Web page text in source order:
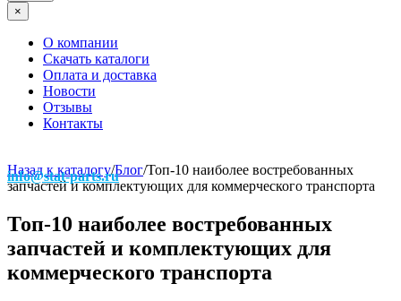
×
О компании
Скачать каталоги
Оплата и доставка
Новости
Отзывы
Контакты
info@stat-parts.ru
Назад к каталогу/Блог/Топ-10 наиболее востребованных
запчастей и комплектующих для коммерческого транспорта
Топ-10 наиболее востребованных
запчастей и комплектующих для
коммерческого транспорта